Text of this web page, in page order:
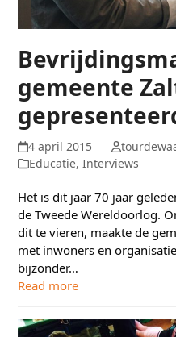
gemeente
4 april 2015
Educatie,Interviews
Het is dit jaar 70 jaar
de Tweede Wereldoorlog.
dit te vieren, maakte de
met inwoners en
bijzonder…
Read more